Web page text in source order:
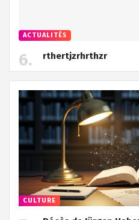
ACTUALITÉS
rthertjzrhrthzr
CULTURE